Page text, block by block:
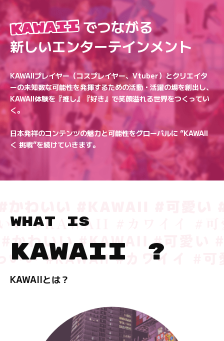
KAWAIIでつながる
新しいエンターテインメント
KAWAIIプレイヤー（コスプレイヤー、Vtuber）とクリエイタ
ーの未知数な可能性を発揮するための活動・活躍の場を創出し、
KAWAII体験を『推し』『好き』で笑顔溢れる世界をつくってい
く。
日本発祥のコンテンツの魅力と可能性をグローバルに “KAWAII
く 挑戦”を続けていきます。
WHAT IS
KAWAII ?
KAWAIIとは？